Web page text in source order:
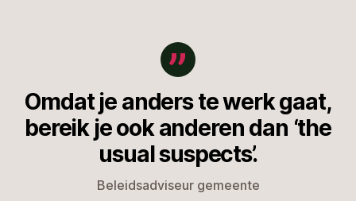
Omdat je anders te werk gaat,
bereik je ook anderen dan ‘the
usual suspects’.
Beleidsadviseur gemeente